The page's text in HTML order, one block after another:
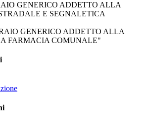
GENERICO ADDETTO ALLA
E SEGNALETICA
GENERICO ADDETTO ALLA
FARMACIA COMUNALE"